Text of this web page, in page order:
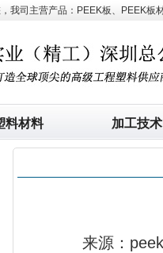
我司主营产品：PEEK板、PEEK板
料材料 加工技术
来源：